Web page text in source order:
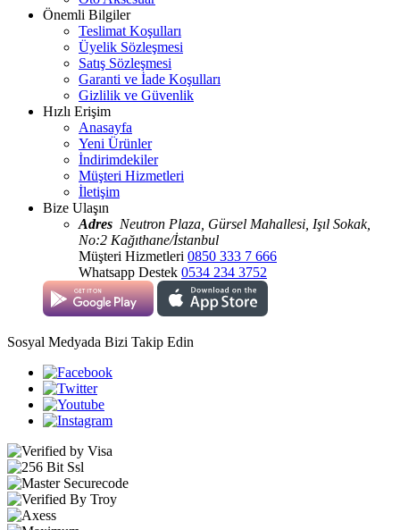
Önemli Bilgiler
Teslimat Koşulları
Üyelik Sözleşmesi
Satış Sözleşmesi
Garanti ve İade Koşulları
Gizlilik ve Güvenlik
Hızlı Erişim
Anasayfa
Yeni Ürünler
İndirimdekiler
Müşteri Hizmetleri
İletişim
Bize Ulaşın
Adres Neutron Plaza, Gürsel Mahallesi, Işıl Sokak,
No:2 Kağıthane/İstanbul
Müşteri Hizmetleri 0850 333 7 666
Whatsapp Destek 0534 234 3752
Sosyal Medyada Bizi Takip Edin